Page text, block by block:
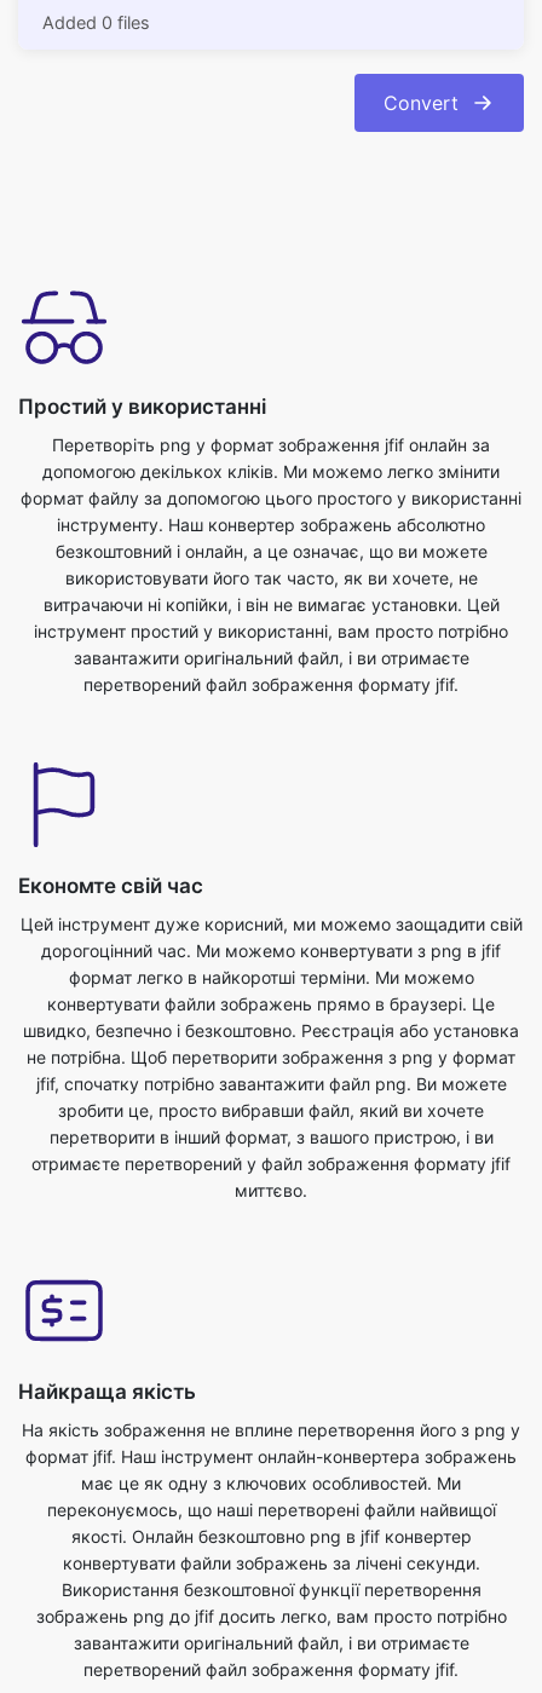
Простий у використанні
Перетворіть png у формат зображення jfif онлайн за
допомогою декількох кліків. Ми можемо легко змінити
формат файлу за допомогою цього простого у використанні
інструменту. Наш конвертер зображень абсолютно
безкоштовний і онлайн, а це означає, що ви можете
використовувати його так часто, як ви хочете, не
витрачаючи ні копійки, і він не вимагає установки. Цей
інструмент простий у використанні, вам просто потрібно
завантажити оригінальний файл, і ви отримаєте
перетворений файл зображення формату jfif.
Економте свій час
Цей інструмент дуже корисний, ми можемо заощадити свій
формат легко в найкоротші терміни. Ми можемо
конвертувати файли зображень прямо в браузері. Це
швидко, безпечно і безкоштовно. Реєстрація або установка
не потрібна. Щоб перетворити зображення з png у формат
jfif, спочатку потрібно завантажити файл png. Ви можете
зробити це, просто вибравши файл, який ви хочете
перетворити в інший формат, з вашого пристрою, і ви
отримаєте перетворений у файл зображення формату jfif
миттєво.
Найкраща якість
На якість зображення не вплине перетворення його з png у
має це як одну з ключових особливостей. Ми
переконуємось, що наші перетворені файли найвищої
якості. Онлайн безкоштовно png в jfif конвертер
конвертувати файли зображень за лічені секунди.
Використання безкоштовної функції перетворення
зображень png до jfif досить легко, вам просто потрібно
завантажити оригінальний файл, і ви отримаєте
перетворений файл зображення формату jfif.